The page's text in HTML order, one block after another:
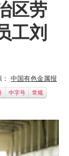
区劳
工刘
中国有色金属报
中字号 常规